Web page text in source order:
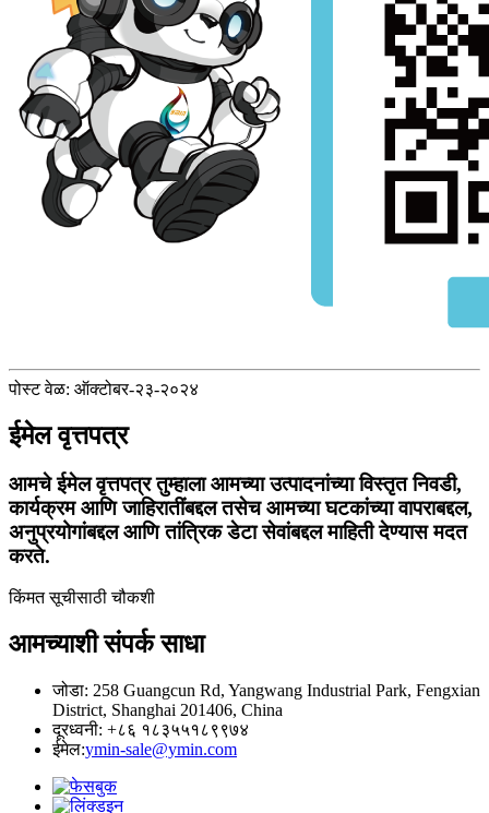
पोस्ट वेळ: ऑक्टोबर-२३-२०२४
ईमेल वृत्तपत्र
आमचे ईमेल वृत्तपत्र तुम्हाला आमच्या उत्पादनांच्या विस्तृत निवडी,
कार्यक्रम आणि जाहिरातींबद्दल तसेच आमच्या घटकांच्या वापराबद्दल,
अनुप्रयोगांबद्दल आणि तांत्रिक डेटा सेवांबद्दल माहिती देण्यास मदत
करते.
किंमत सूचीसाठी चौकशी
आमच्याशी संपर्क साधा
जोडा: 258 Guangcun Rd, Yangwang Industrial Park, Fengxian
District, Shanghai 201406, China
दूरध्वनी: +८६ १८३५५१८९९७४
ईमेल:ymin-sale@ymin.com